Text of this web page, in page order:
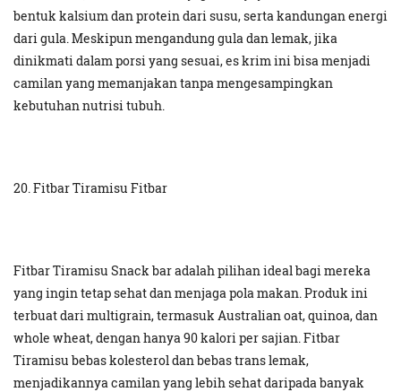
bentuk kalsium dan protein dari susu, serta kandungan energi
dari gula. Meskipun mengandung gula dan lemak, jika
dinikmati dalam porsi yang sesuai, es krim ini bisa menjadi
camilan yang memanjakan tanpa mengesampingkan
kebutuhan nutrisi tubuh.
20. Fitbar Tiramisu Fitbar
Fitbar Tiramisu Snack bar adalah pilihan ideal bagi mereka
yang ingin tetap sehat dan menjaga pola makan. Produk ini
terbuat dari multigrain, termasuk Australian oat, quinoa, dan
whole wheat, dengan hanya 90 kalori per sajian. Fitbar
Tiramisu bebas kolesterol dan bebas trans lemak,
menjadikannya camilan yang lebih sehat daripada banyak